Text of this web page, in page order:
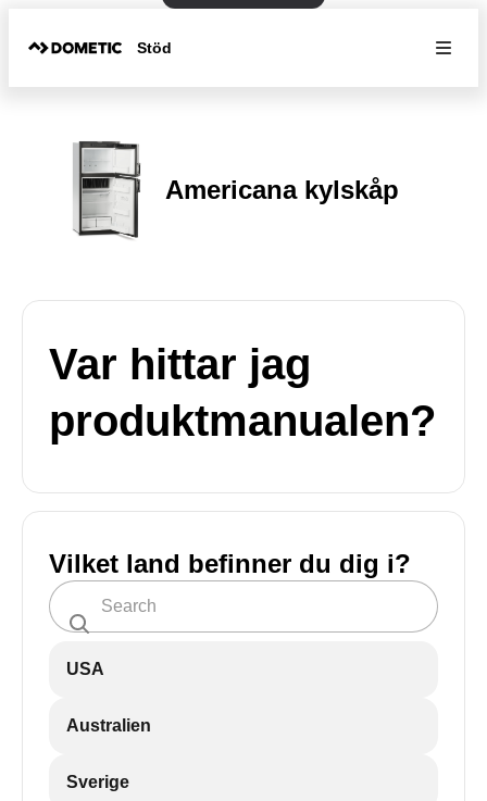
Stöd
Americana kylskåp
Var hittar jag
produktmanualen?
Vilket land befinner du dig i?
USA
Australien
Sverige